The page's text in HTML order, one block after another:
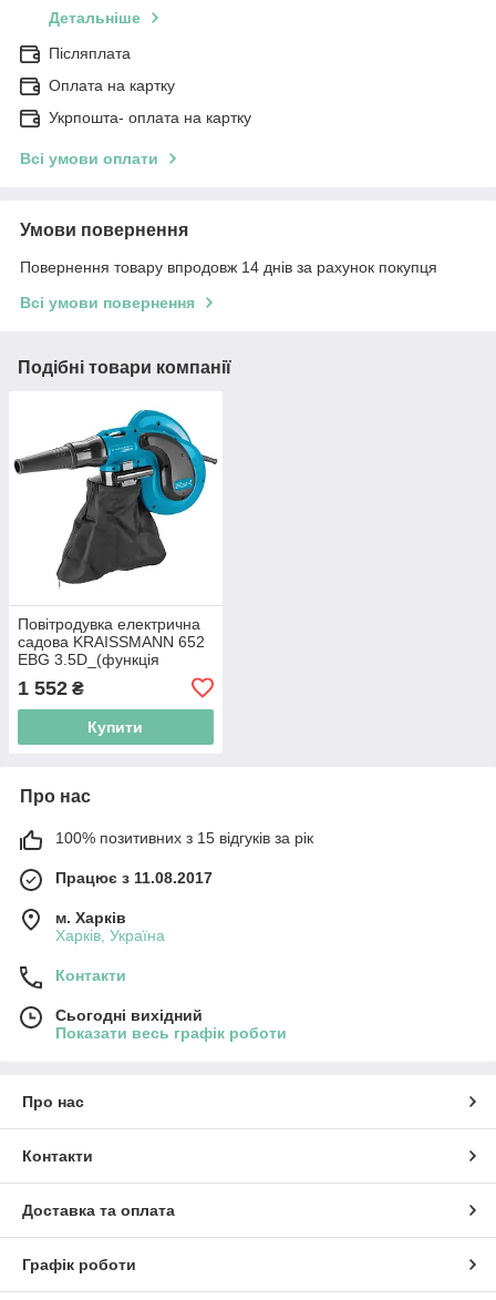
Детальніше
Післяплата
Оплата на картку
Укрпошта- оплата на картку
Всі умови оплати
Умови повернення
Повернення товару впродовж 14 днів за рахунок покупця
Всі умови повернення
Подібні товари компанії
Повітродувка електрична
садова KRAISSMANN 652
EBG 3.5D_(функція
1 552 ₴
Купити
Про нас
100% позитивних з 15 відгуків за рік
Працює з 11.08.2017
м. Харків
Харків, Україна
Контакти
Сьогодні вихідний
Показати весь графік роботи
Про нас
Контакти
Доставка та оплата
Графік роботи